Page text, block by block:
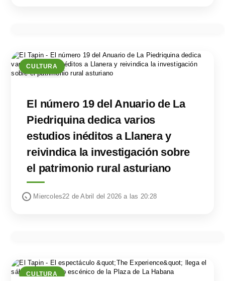
CULTURA
El número 19 del Anuario de La
Piedriquina dedica varios
estudios inéditos a Llanera y
reivindica la investigación sobre
el patrimonio rural asturiano
Miercoles22 de Abril del 2026 a las 20:28
CULTURA